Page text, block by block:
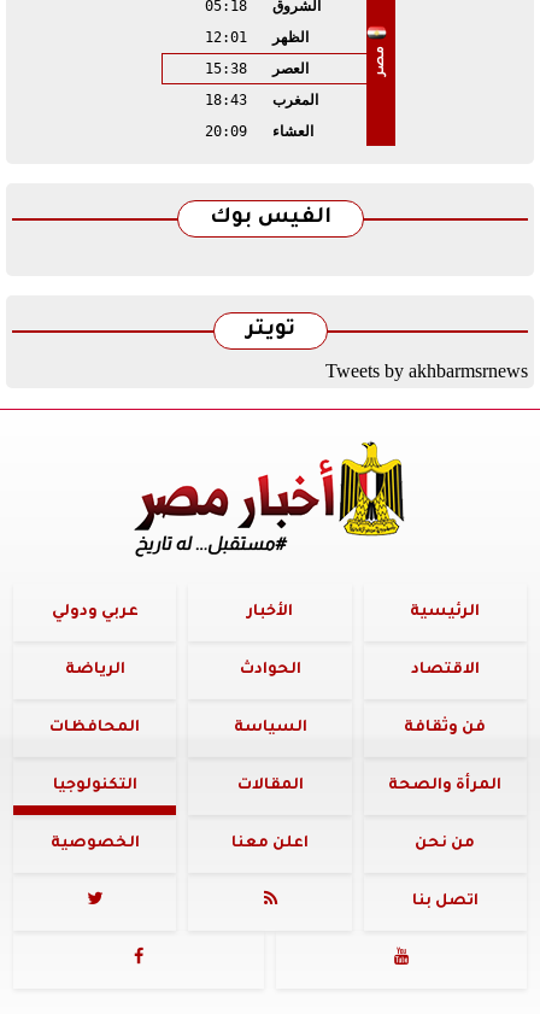
مصر
الشروق
05:18
الظهر
12:01
العصر
15:38
المغرب
18:43
العشاء
20:09
الفيس بوك
تويتر
Tweets by akhbarmsrnews
الرئيسية الأخبار عربي ودولي
الاقتصاد الحوادث الرياضة
فن وثقافة السياسة المحافظات
المرأة والصحة المقالات التكنولوجيا
من نحن اعلن معنا الخصوصية
اتصل بنا 


